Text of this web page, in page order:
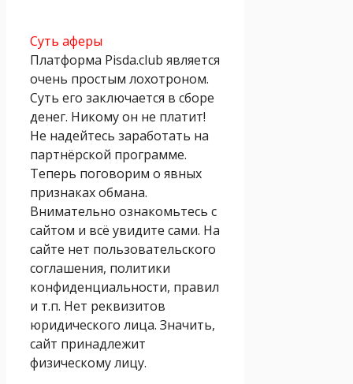
Суть аферы
Платформа Pisda.club является
очень простым лохотроном.
Суть его заключается в сборе
денег. Никому он не платит!
Не надейтесь заработать на
партнёрской программе.
Теперь поговорим о явных
признаках обмана.
Внимательно ознакомьтесь с
сайтом и всё увидите сами. На
сайте нет пользовательского
соглашения, политики
конфиденциальности, правил
и т.п. Нет реквизитов
юридического лица. Значить,
сайт принадлежит
физическому лицу.